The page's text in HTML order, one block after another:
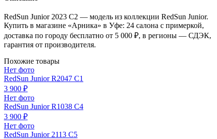
RedSun Junior 2023 C2 — модель из коллекции RedSun Junior.
Купить в магазине «Арника» в Уфе: 24 салона с примеркой,
доставка по городу бесплатно от 5 000 ₽, в регионы — СДЭК,
гарантия от производителя.
Похожие товары
Нет фото
RedSun Junior R2047 C1
3 900 ₽
Нет фото
RedSun Junior R1038 C4
3 900 ₽
Нет фото
RedSun Junior 2113 C5